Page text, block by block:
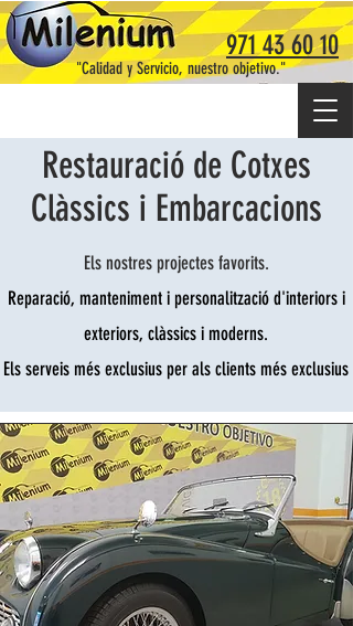
"Calidad y Servicio, nuestro objetivo."
971 43 60 10
Restauració de Cotxes
Clàssics i Embarcacions
Els nostres projectes favorits.
Reparació, manteniment i personalització d'interiors i
exteriors, clàssics i moderns.
Els serveis més exclusius per als clients més exclusius